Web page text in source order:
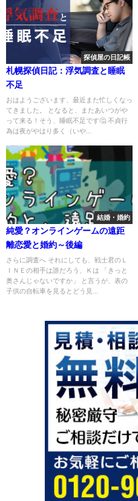
探偵屋の日記帳
札幌探偵日記：浮気調査と睡眠
不足
おはようございます、最近また忙しくなっ
てきました。 となると、またあいつがや
って来る！そう、睡眠不足です🤔 不貞行
為は夜がやはり多く（いや...
結婚・婚約
純愛？オンラインゲームの遠距
離恋愛と婚約～後編
さらに調査へ それにしても、戦士君のＬ
ＩＮＥの相手は誰だろう、Ｋは 「きっと
奥さんじゃないですか」 と言うが、表の
子供の自転車を見るとどう見...